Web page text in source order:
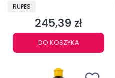
PRODUCENT
RUPES
Cena
245,39 zł
DO KOSZYKA